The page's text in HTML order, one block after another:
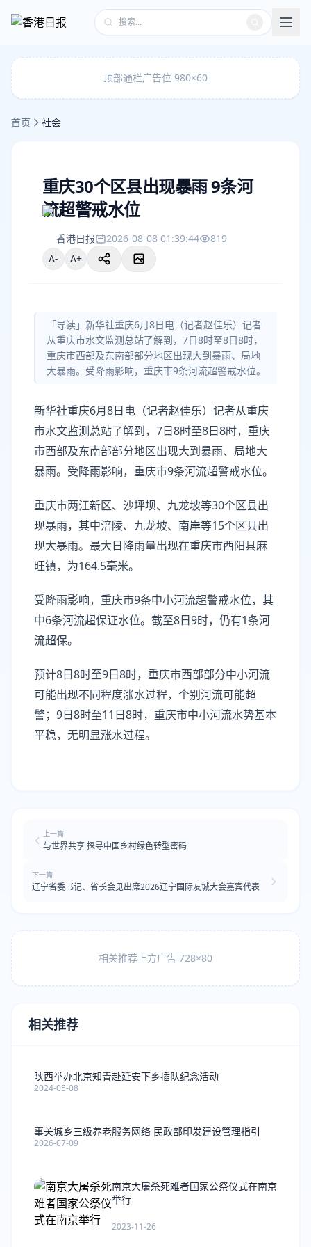
顶部通栏广告位 980×60
首页 社会
重庆30个区县出现暴雨 9条河
流超警戒水位
香港日报 2026-08-08 01:39:44
819
A-
A+
「导读」新华社重庆6月8日电（记者赵佳乐）记者
从重庆市水文监测总站了解到，7日8时至8日8时，
重庆市西部及东南部部分地区出现大到暴雨、局地
大暴雨。受降雨影响，重庆市9条河流超警戒水位。
新华社重庆6月8日电（记者赵佳乐）记者从重庆
市水文监测总站了解到，7日8时至8日8时，重庆
市西部及东南部部分地区出现大到暴雨、局地大
暴雨。受降雨影响，重庆市9条河流超警戒水位。
重庆市两江新区、沙坪坝、九龙坡等30个区县出
现暴雨，其中涪陵、九龙坡、南岸等15个区县出
现大暴雨。最大日降雨量出现在重庆市酉阳县麻
旺镇，为164.5毫米。
受降雨影响，重庆市9条中小河流超警戒水位，其
中6条河流超保证水位。截至8日9时，仍有1条河
流超保。
预计8日8时至9日8时，重庆市西部部分中小河流
可能出现不同程度涨水过程，个别河流可能超
警；9日8时至11日8时，重庆市中小河流水势基本
平稳，无明显涨水过程。
上一篇
与世界共享 探寻中国乡村绿色转型密码
下一篇
辽宁省委书记、省长会见出席2026辽宁国际友城大会嘉宾代表
相关推荐上方广告 728×80
相关推荐
陕西举办北京知青赴延安下乡插队纪念活动
2024-05-08
事关城乡三级养老服务网络 民政部印发建设管理指引
2026-07-09
南京大屠杀死难者国家公祭仪式在南京
举行
2023-11-26